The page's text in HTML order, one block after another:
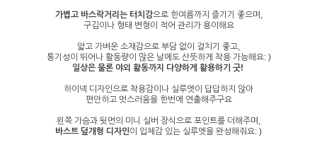
가볍고 바스락거리는 터치감으로 한여름까지 즐기기 좋으며,
구김이나 형태 변형이 적어 관리가 용이해요
얇고 가벼운 소재감으로 부담 없이 걸치기 좋고,
통기성이 뛰어나 활동량이 많은 날에도 산뜻하게 착용 가능해요: )
일상은 물론 야외 활동까지 다양하게 활용하기 굿!
하이넥 디자인으로 착용감이나 실루엣이 답답하지 않아
편안하고 멋스러움을 한번에 연출해주구요
왼쪽 가슴과 뒷면의 미니 실버 장식으로 포인트를 더해주며,
바스트 덮개형 디자인이 입체감 있는 실루엣을 완성해줘요: )